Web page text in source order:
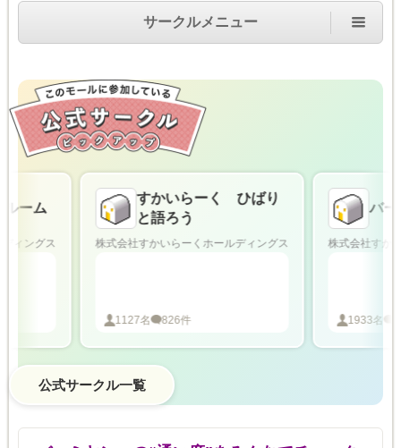
サークルメニュー
ーム
ングス
すかいらーく ひばり
と語ろう
株式会社すかいらーくホールディングス
1127名 826件
バー
株式会社すかい
1933名
公式サークル一覧